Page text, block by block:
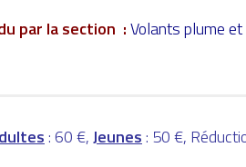
par la section :Volants plume
: 60 €,Jeunes: 50 €,